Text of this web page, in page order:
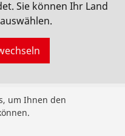
Sie können Ihr Land
um Ihnen den